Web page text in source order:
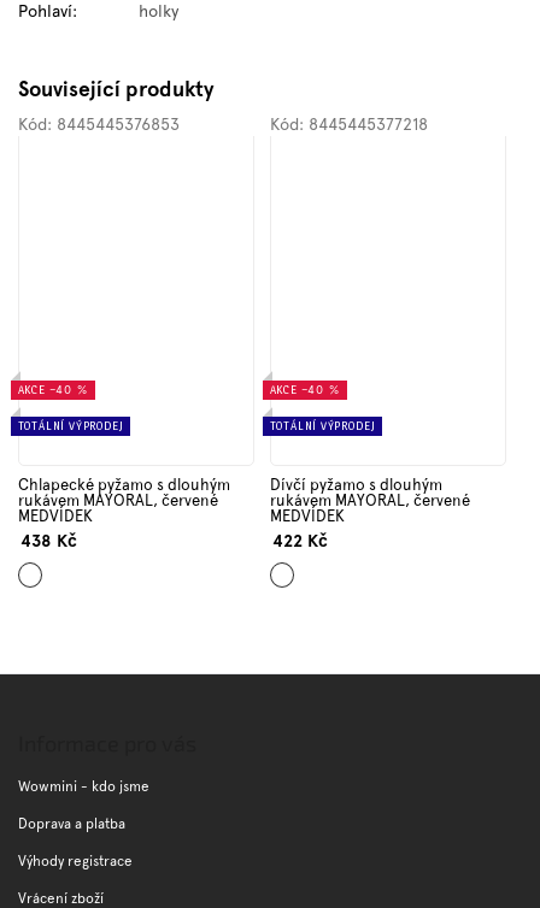
Pohlaví: holky
Související produkty
AKCE –40 %
TOTÁLNÍ VÝPRODEJ
Chlapecké pyžamo s dlouhým
rukávem MAYORAL, červené
MEDVÍDEK
438 Kč
Mix
barev
Kód: 8445445376853
AKCE –40 %
TOTÁLNÍ VÝPRODEJ
Dívčí pyžamo s dlouhým
rukávem MAYORAL, červené
MEDVÍDEK
422 Kč
Mix
barev
Kód: 8445445377218
Wowmini - kdo jsme
Doprava a platba
Výhody registrace
Vrácení zboží